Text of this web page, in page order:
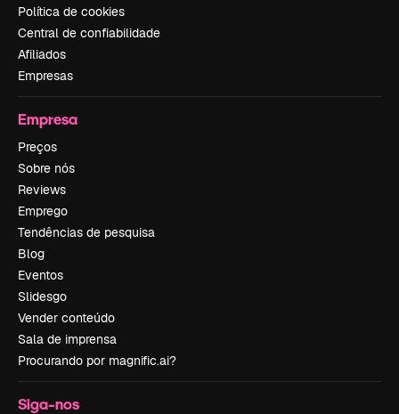
Política de cookies
Central de confiabilidade
Afiliados
Empresas
Empresa
Preços
Sobre nós
Reviews
Emprego
Tendências de pesquisa
Blog
Eventos
Slidesgo
Vender conteúdo
Sala de imprensa
Procurando por magnific.ai?
Siga-nos